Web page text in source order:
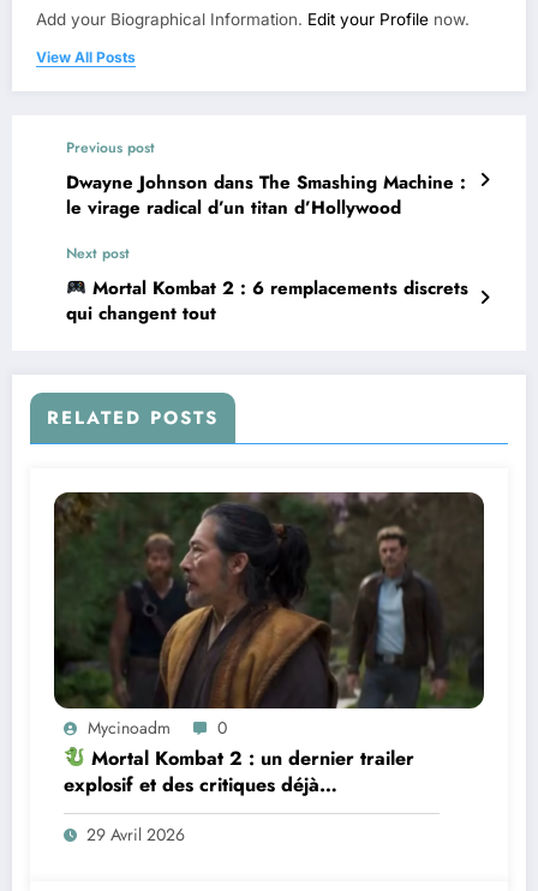
Add your Biographical Information. Edit your Profile now.
View All Posts
Previous post
Dwayne Johnson dans The Smashing Machine :
le virage radical d’un titan d’Hollywood
Next post
Mortal Kombat 2 : 6 remplacements discrets
qui changent tout
RELATED POSTS
Mycinoadm 0
Mortal Kombat 2 : un dernier trailer
explosif et des critiques déjà
dithyrambiques ! [Let’s F*ckin’ Go]
29 Avril 2026